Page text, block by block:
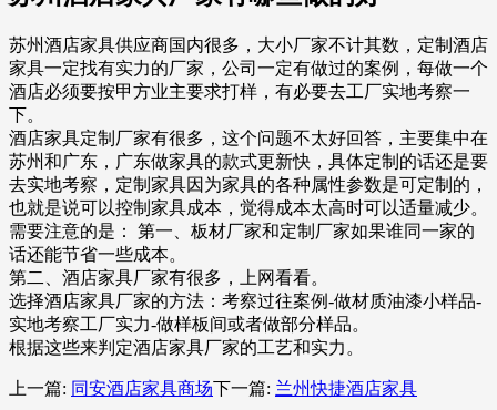
苏州酒店家具供应商国内很多，大小厂家不计其数，定制酒店
家具一定找有实力的厂家，公司一定有做过的案例，每做一个
酒店必须要按甲方业主要求打样，有必要去工厂实地考察一
下。
酒店家具定制厂家有很多，这个问题不太好回答，主要集中在
苏州和广东，广东做家具的款式更新快，具体定制的话还是要
去实地考察，定制家具因为家具的各种属性参数是可定制的，
也就是说可以控制家具成本，觉得成本太高时可以适量减少。
需要注意的是： 第一、板材厂家和定制厂家如果谁同一家的
话还能节省一些成本。
第二、酒店家具厂家有很多，上网看看。
选择酒店家具厂家的方法：考察过往案例-做材质油漆小样品-
实地考察工厂实力-做样板间或者做部分样品。
根据这些来判定酒店家具厂家的工艺和实力。
上一篇: 同安酒店家具商场下一篇: 兰州快捷酒店家具